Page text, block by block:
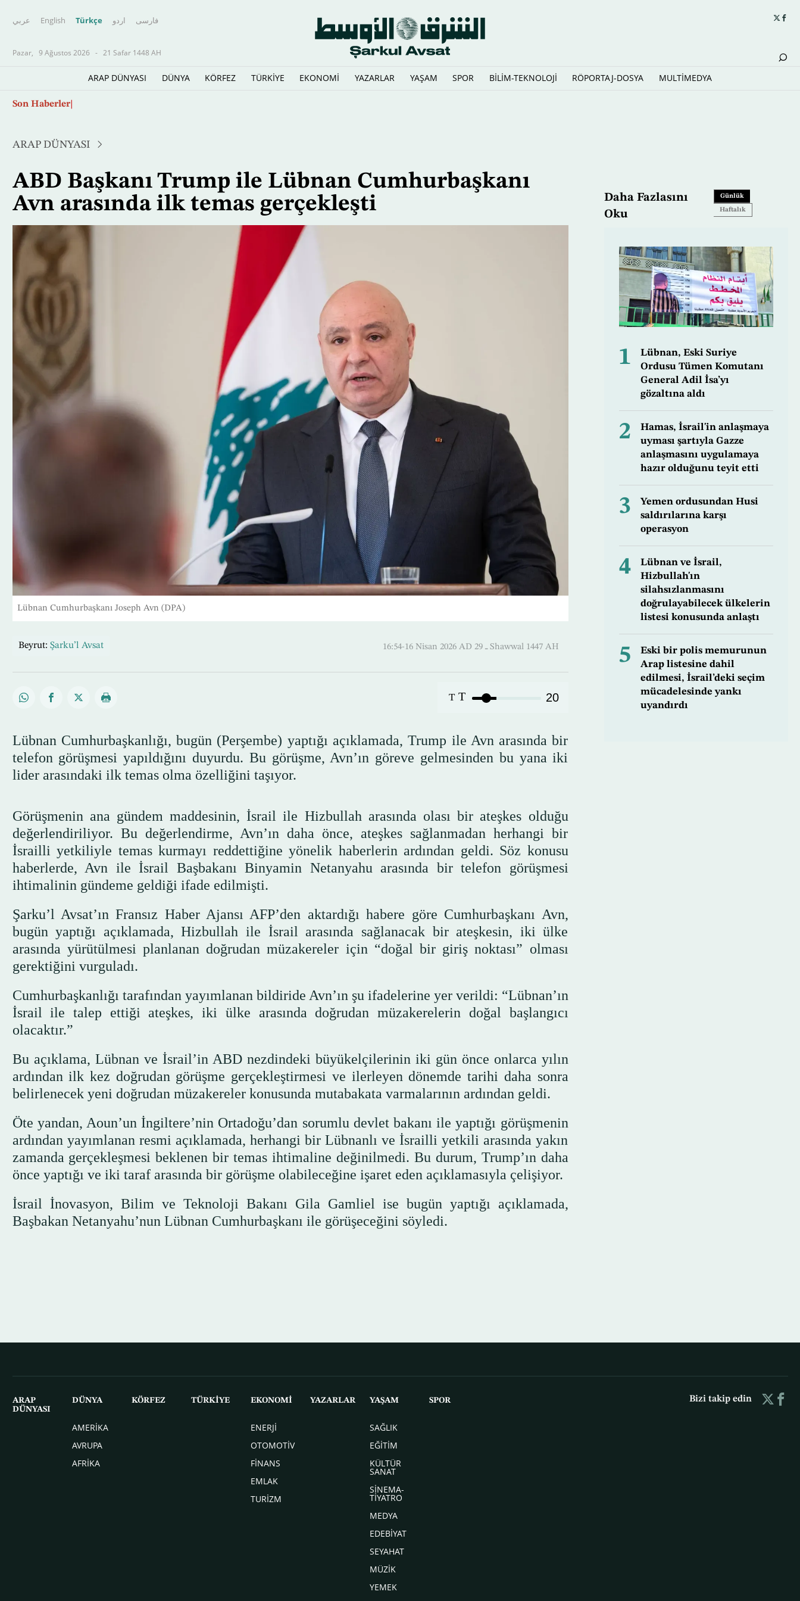
عربي English Türkçe اردو فارسى
Pazar, 9 Ağustos 2026 - 21 Safar 1448 AH
ARAP DÜNYASI DÜNYA KÖRFEZ TÜRKİYE EKONOMİ YAZARLAR YAŞAM SPOR BİLİM-TEKNOLOJİ RÖPORTAJ-DOSYA MULTİMEDYA
Ana
Son Haberler
ARAP DÜNYASI
ABD Başkanı Trump ile Lübnan Cumhurbaşkanı
Avn arasında ilk temas gerçekleşti
Lübnan Cumhurbaşkanı Joseph Avn (DPA)
Beyrut: Şarku’l Avsat 16:54-16 Nisan 2026 AD ـ 29 Shawwal 1447 AH
T T 20
Lübnan Cumhurbaşkanlığı, bugün (Perşembe) yaptığı açıklamada, Trump ile Avn arasında bir
telefon görüşmesi yapıldığını duyurdu. Bu görüşme, Avn’ın göreve gelmesinden bu yana iki
lider arasındaki ilk temas olma özelliğini taşıyor.
Görüşmenin ana gündem maddesinin, İsrail ile Hizbullah arasında olası bir ateşkes olduğu
değerlendiriliyor. Bu değerlendirme, Avn’ın daha önce, ateşkes sağlanmadan herhangi bir
İsrailli yetkiliyle temas kurmayı reddettiğine yönelik haberlerin ardından geldi. Söz konusu
haberlerde, Avn ile İsrail Başbakanı Binyamin Netanyahu arasında bir telefon görüşmesi
ihtimalinin gündeme geldiği ifade edilmişti.
Şarku’l Avsat’ın Fransız Haber Ajansı AFP’den aktardığı habere göre Cumhurbaşkanı Avn,
bugün yaptığı açıklamada, Hizbullah ile İsrail arasında sağlanacak bir ateşkesin, iki ülke
arasında yürütülmesi planlanan doğrudan müzakereler için “doğal bir giriş noktası” olması
gerektiğini vurguladı.
Cumhurbaşkanlığı tarafından yayımlanan bildiride Avn’ın şu ifadelerine yer verildi: “Lübnan’ın
İsrail ile talep ettiği ateşkes, iki ülke arasında doğrudan müzakerelerin doğal başlangıcı
olacaktır.”
Bu açıklama, Lübnan ve İsrail’in ABD nezdindeki büyükelçilerinin iki gün önce onlarca yılın
ardından ilk kez doğrudan görüşme gerçekleştirmesi ve ilerleyen dönemde tarihi daha sonra
belirlenecek yeni doğrudan müzakereler konusunda mutabakata varmalarının ardından geldi.
Öte yandan, Aoun’un İngiltere’nin Ortadoğu’dan sorumlu devlet bakanı ile yaptığı görüşmenin
ardından yayımlanan resmi açıklamada, herhangi bir Lübnanlı ve İsrailli yetkili arasında yakın
zamanda gerçekleşmesi beklenen bir temas ihtimaline değinilmedi. Bu durum, Trump’ın daha
önce yaptığı ve iki taraf arasında bir görüşme olabileceğine işaret eden açıklamasıyla çelişiyor.
İsrail İnovasyon, Bilim ve Teknoloji Bakanı Gila Gamliel ise bugün yaptığı açıklamada,
Başbakan Netanyahu’nun Lübnan Cumhurbaşkanı ile görüşeceğini söyledi.
Daha Fazlasını
Oku
Günlük
Haftalık
1
Lübnan, Eski Suriye
Ordusu Tümen Komutanı
General Adil İsa’yı
gözaltına aldı
2
Hamas, İsrail'in anlaşmaya
uyması şartıyla Gazze
anlaşmasını uygulamaya
hazır olduğunu teyit etti
3
Yemen ordusundan Husi
saldırılarına karşı
operasyon
4
Lübnan ve İsrail,
Hizbullah'ın
silahsızlanmasını
doğrulayabilecek ülkelerin
listesi konusunda anlaştı
5
Eski bir polis memurunun
Arap listesine dahil
edilmesi, İsrail’deki seçim
mücadelesinde yankı
uyandırdı
ARAP
DÜNYASI
DÜNYA
AMERİKA
AVRUPA
AFRİKA
KÖRFEZ TÜRKİYE EKONOMİ
ENERJİ
OTOMOTİV
FİNANS
EMLAK
TURİZM
YAZARLAR YAŞAM
SAĞLIK
EĞİTİM
KÜLTÜR
SANAT
SİNEMA-
TİYATRO
MEDYA
EDEBİYAT
SEYAHAT
MÜZİK
YEMEK
SPOR Bizi takip edin